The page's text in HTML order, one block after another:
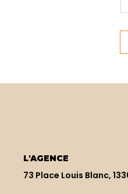
L'AGENCE
73 Place Louis Blanc,